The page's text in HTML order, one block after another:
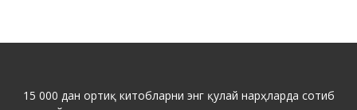
15 000 дан ортиқ китобларни энг қулай нарҳларда сотиб